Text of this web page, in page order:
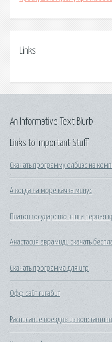
Links
Links to Important Stuff
Скачать программу олбиэс на
А когда на море качка минус
Платон государство книга первая
Анастасия аврамиди скачать
Скачать программа для игр
Офф сайт гигабит
Расписание поездов из
An Informative Text Blurb